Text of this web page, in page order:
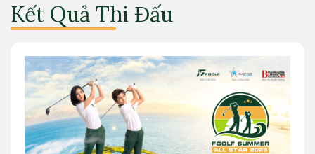
Kết Quả Thi Đấu